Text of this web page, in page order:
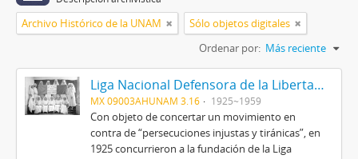
Archivo Histórico de la UNAM
Sólo objetos digitales
Ordenar por: Más reciente
Liga Nacional Defensora de la Libertad Religiosa
MX 09003AHUNAM 3.16 1925~1959
Con objeto de concertar un movimiento en
contra de “persecuciones injustas y tiránicas”, en
1925 concurrieron a la fundación de la Liga